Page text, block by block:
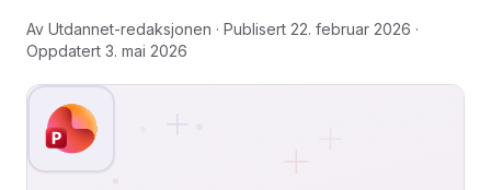
Av Utdannet-redaksjonen · Publisert 22. februar 2026 ·
Oppdatert 3. mai 2026